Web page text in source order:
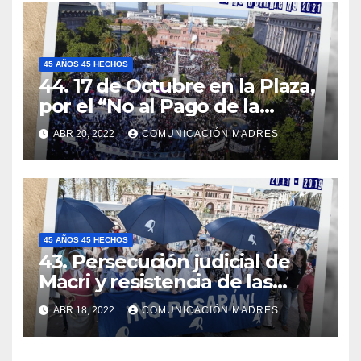
45 AÑOS 45 HECHOS
44. 17 de Octubre en la Plaza,
por el “No al Pago de la
Deuda Externa”
ABR 20, 2022 COMUNICACIÓN MADRES
45 AÑOS 45 HECHOS
43. Persecución judicial de
Macri y resistencia de las
Madres
ABR 18, 2022 COMUNICACIÓN MADRES